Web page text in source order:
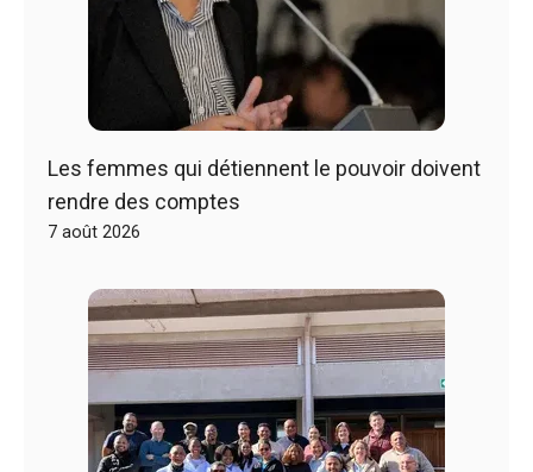
Les femmes qui détiennent le pouvoir doivent
rendre des comptes
7 août 2026